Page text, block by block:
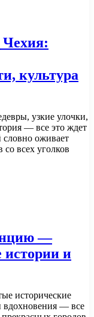
Чехия:
культура
узкие улочки,
— все это ждет
словно оживает
со всех уголков
—
истории и
исторические
вдохновения — все